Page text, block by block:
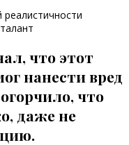
что этот
нанести вред
что
даже не